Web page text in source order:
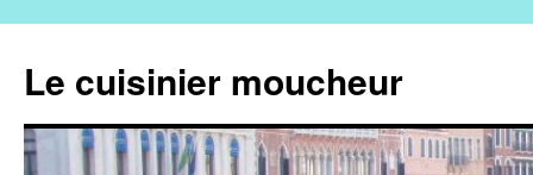
contenu
Le cuisinier moucheur